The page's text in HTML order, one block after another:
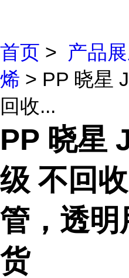
首页 > 产品
烯 > PP 晓星
回收...
PP 晓星
级 不回
管，透明
货